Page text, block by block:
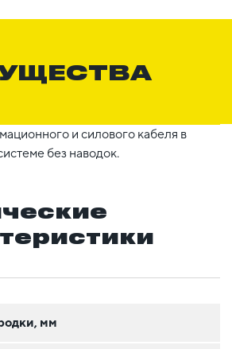
и силового кабеля в
без наводок.
мм